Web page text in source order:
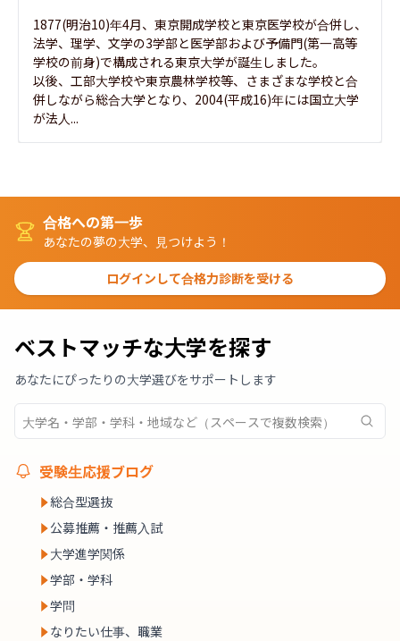
1877(明治10)年4月、東京開成学校と東京医学校が合併し、
法学、理学、文学の3学部と医学部および予備門(第一高等
学校の前身)で構成される東京大学が誕生しました。
以後、工部大学校や東京農林学校等、さまざまな学校と合
併しながら総合大学となり、2004(平成16)年には国立大学
が法人...
合格への第一歩
あなたの夢の大学、見つけよう！
ログインして合格力診断を受ける
ベストマッチな大学を探す
あなたにぴったりの大学選びをサポートします
受験生応援ブログ
総合型選抜
公募推薦・推薦入試
大学進学関係
学部・学科
学問
なりたい仕事、職業